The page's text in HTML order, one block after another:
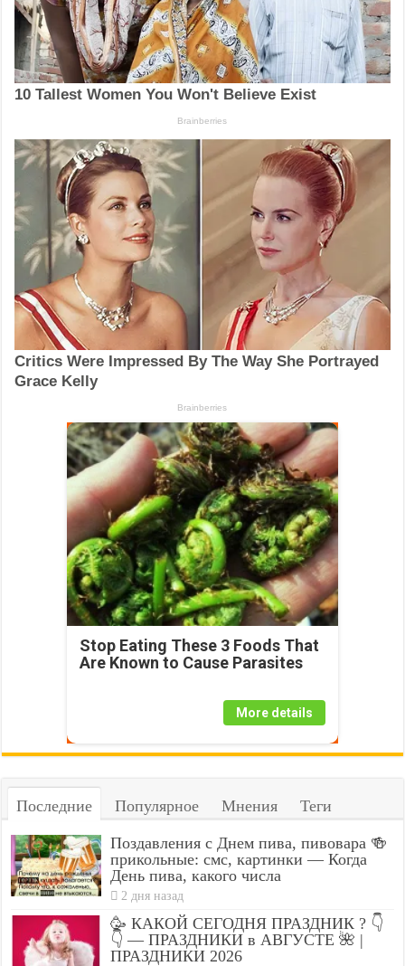
Stop Eating These 3 Foods That
Are Known to Cause Parasites
More details
Последние Популярное Мнения Теги
Поздавления с Днем пива, пивовара 🍻
прикольные: смс, картинки — Когда
День пива, какого числа
2 дня назад
🥳 КАКОЙ СЕГОДНЯ ПРАЗДНИК ? 👇
👇 — ПРАЗДНИКИ в АВГУСТЕ 🌺 |
ПРАЗДНИКИ 2026